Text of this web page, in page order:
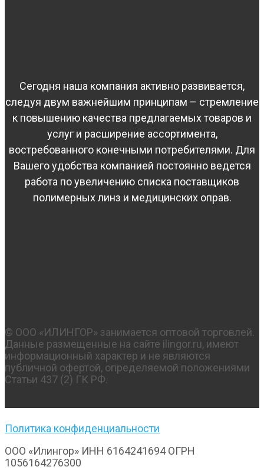
Сегодня наша компания активно развивается,
следуя двум важнейшим принципам – стремление
к повышению качества предлагаемых товаров и
услуг и расширение ассортимента,
востребованного конечными потребителями. Для
Вашего удобства компанией постоянно ведется
работа по увеличению списка поставщиков
полимерных линз и медицинских оправ.
© OOO «ИЛИНГОР» занимается оптовой торговлей.
Данные размещенные на сайте ilingor.ru, имеют
информационный характер и не являются
публичной офертой, определяемой положениями
Статьи 437 (2) ГК РФ.
Политика конфиденциальности
ООО «Илингор» ИНН 6164241694 ОГРН
1056164276300